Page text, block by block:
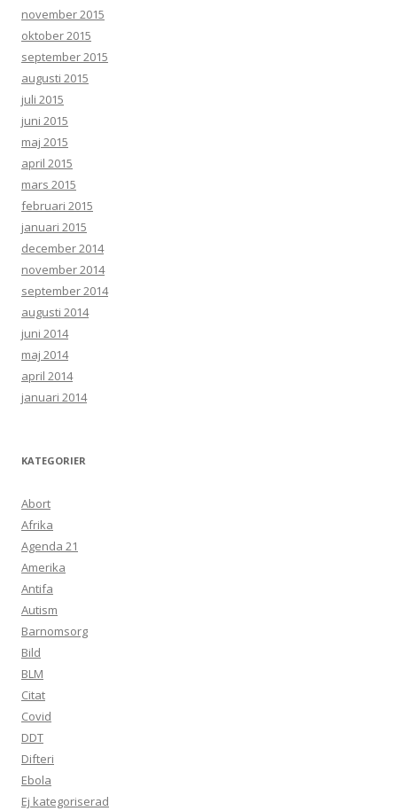
november 2015
oktober 2015
september 2015
augusti 2015
juli 2015
juni 2015
maj 2015
april 2015
mars 2015
februari 2015
januari 2015
december 2014
november 2014
september 2014
augusti 2014
juni 2014
maj 2014
april 2014
januari 2014
KATEGORIER
Abort
Afrika
Agenda 21
Amerika
Antifa
Autism
Barnomsorg
Bild
BLM
Citat
Covid
DDT
Difteri
Ebola
Ej kategoriserad